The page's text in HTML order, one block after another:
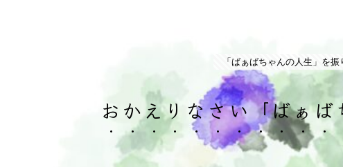
「ばぁばちゃんの人生」を
おかえりなさい「ばぁ